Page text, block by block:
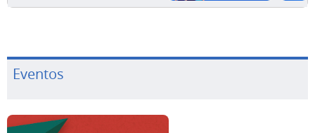
Eventos